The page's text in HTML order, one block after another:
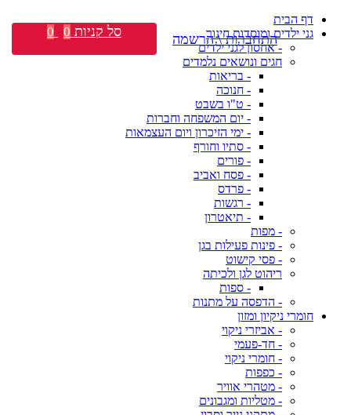
דף הבית
גני ילדים ומוסדות חינוך
- אחסון לגני ילדים
חגים ונושאים נלמדים
- בריאות
- חנוכה
- ט"ו בשבט
- יום המשפחה וחברות
- ימי הזיכרון ויום העצמאות
- סתיו וחורף
- פורים
- פסח ואביב
- פרדס
- רגשות
- תיאטרון
- מפות
- פינות פעילות בגן
- פסי קישוט
ריהוט לגן ולכיתה
- ספות
- הדפסה על מתנות
חומרי ניקיון ומזון
- אביזרי ניקוי
- חד-פעמי
- חומרי ניקוי
- כפפות
- מטהרי אוויר
- מטליות ומגבונים
התחברות \ הרשמה סל קניות 0
0